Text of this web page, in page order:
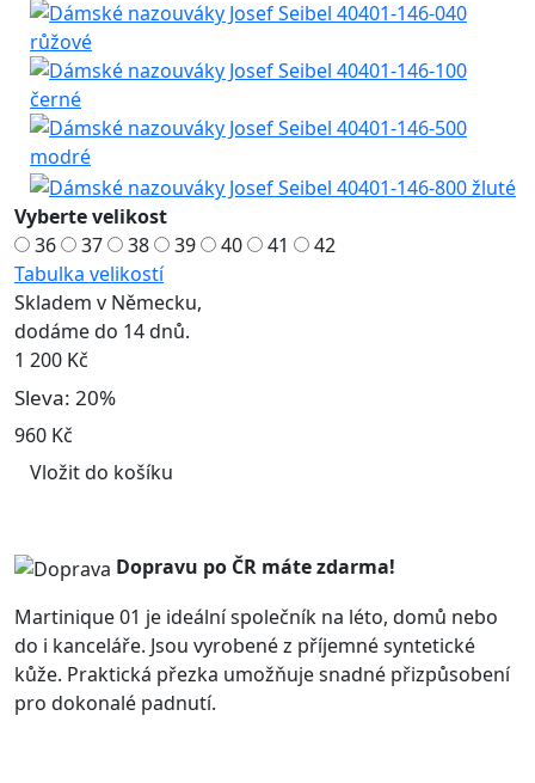
Vyberte velikost
36
37 38 39 40 41
42
Tabulka velikostí
Skladem v Německu,
dodáme do 14 dnů.
1 200 Kč
Sleva: 20%
960 Kč
Vložit do košíku
Dopravu po ČR mátezdarma!
Martinique 01 je ideální společník na léto, domů nebo
do i kanceláře. Jsou vyrobené z příjemné syntetické
kůže. Praktická přezka umožňuje snadné přizpůsobení
pro dokonalé padnutí.